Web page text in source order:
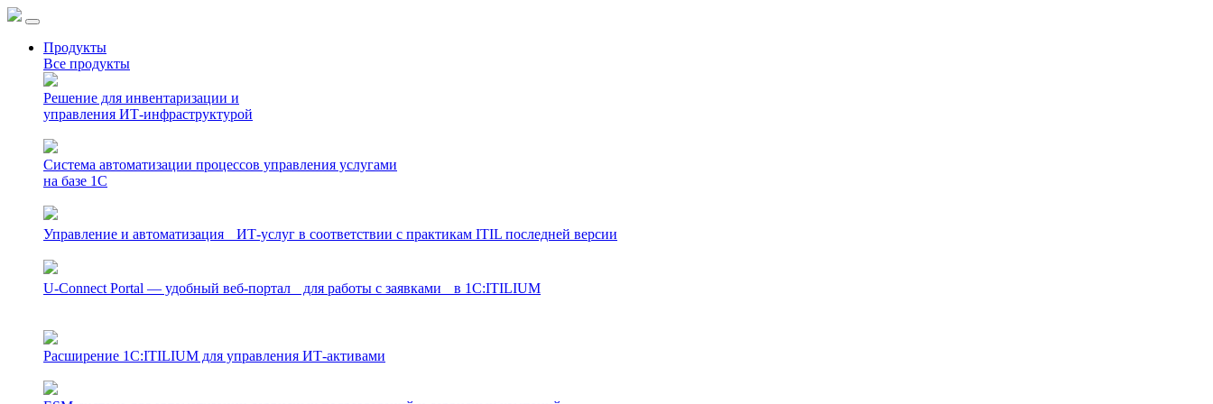
Продукты
Все продукты
Решение для инвентаризации и
управления ИТ-инфраструктурой
Система автоматизации процессов управления услугами
на базе 1С
Управление и автоматизация ИТ-услуг в соответствии с практикам ITIL последней версии
U-Connect Portal — удобный веб-портал для работы с заявками в 1С:ITILIUM
Расширение 1С:ITILIUM для управления ИТ-активами